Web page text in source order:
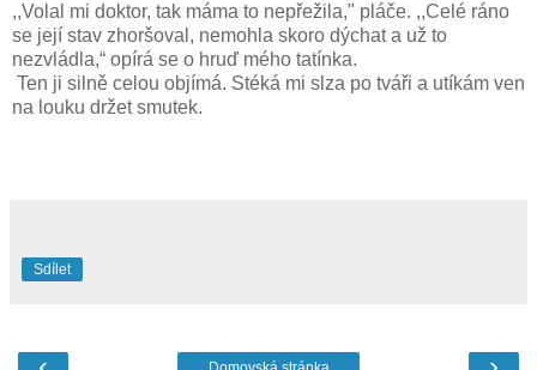
,,Volal mi doktor, tak máma to nepřežila," pláče. ,,Celé ráno
se její stav zhoršoval, nemohla skoro dýchat a už to
nezvládla,“ opírá se o hruď mého tatínka.
Ten ji silně celou objímá. Stéká mi slza po tváři a utíkám ven
na louku držet smutek.
Sdílet